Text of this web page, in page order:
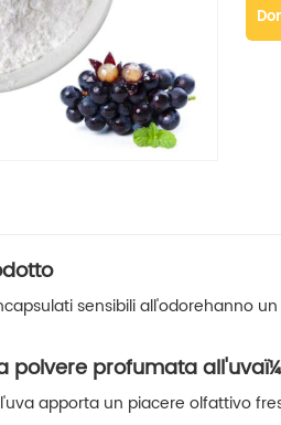
sensibili all'odorehanno
polvere profumata all'uvaï¼
apporta un piacere olfattivo